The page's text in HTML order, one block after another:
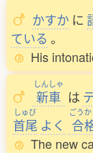
かすか に
ている 。
His
しんしゃ
新車 は
しゅび
首尾 よく
ごうか
合
The new